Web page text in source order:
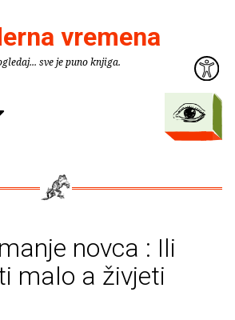
vremena
sve je puno knjiga.
novca : Ili
malo a živjeti